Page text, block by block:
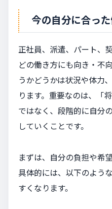
今の自分に合っ
正社員、派遣、パート、
どの働き方にも向き・不
うかどうかは状況や体力
ります。重要なのは、「
ではなく、段階的に自分
していくことです。
まずは、自分の負担や希
具体的には、以下のよう
すくなります。